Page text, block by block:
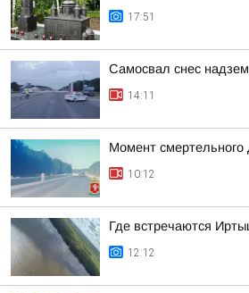
17:51
Самосвал снес
14:11
Момент
10:12
Где встречаются
12:12